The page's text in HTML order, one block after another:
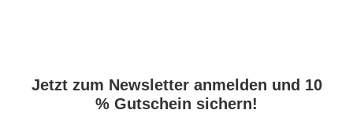
Jetzt zum Newsletter anmelden und 10
% Gutschein sichern!